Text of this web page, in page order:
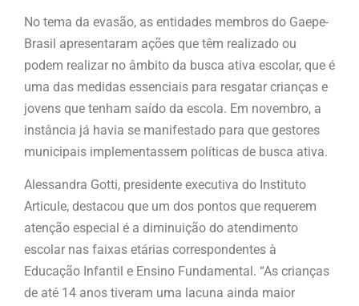
No tema da evasão, as entidades membros do Gaepe-
Brasil apresentaram ações que têm realizado ou
podem realizar no âmbito da busca ativa escolar, que é
uma das medidas essenciais para resgatar crianças e
jovens que tenham saído da escola. Em novembro, a
instância já havia se manifestado para que gestores
municipais implementassem políticas de busca ativa.
Alessandra Gotti, presidente executiva do Instituto
Articule, destacou que um dos pontos que requerem
atenção especial é a diminuição do atendimento
escolar nas faixas etárias correspondentes à
Educação Infantil e Ensino Fundamental. “As crianças
de até 14 anos tiveram uma lacuna ainda maior